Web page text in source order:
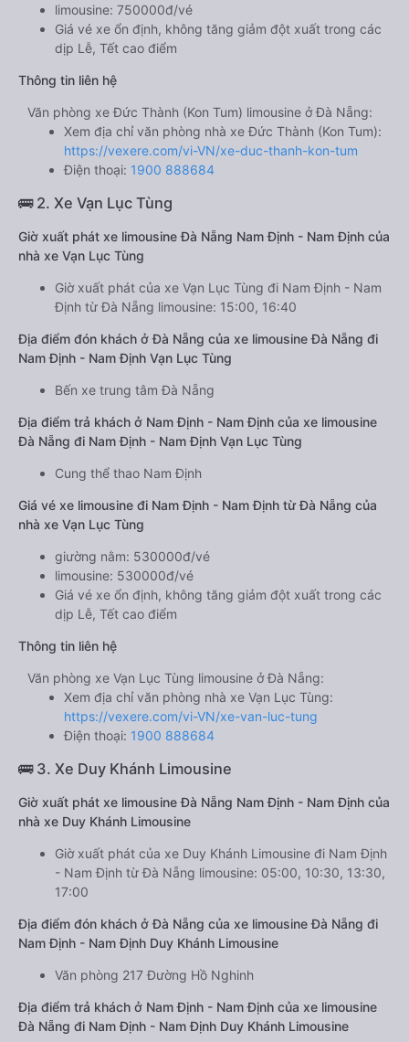
limousine: 750000đ/vé
Giá vé xe ổn định, không tăng giảm đột xuất trong các
dịp Lễ, Tết cao điểm
Thông tin liên hệ
Văn phòng xe Đức Thành (Kon Tum) limousine ở Đà Nẵng:
Xem địa chỉ văn phòng nhà xe Đức Thành (Kon Tum):
https://vexere.com/vi-VN/xe-duc-thanh-kon-tum
Điện thoại: 1900 888684
🚌 2. Xe Vạn Lục Tùng
Giờ xuất phát xe limousine Đà Nẵng Nam Định - Nam Định của
nhà xe Vạn Lục Tùng
Giờ xuất phát của xe Vạn Lục Tùng đi Nam Định - Nam
Định từ Đà Nẵng limousine: 15:00, 16:40
Địa điểm đón khách ở Đà Nẵng của xe limousine Đà Nẵng đi
Nam Định - Nam Định Vạn Lục Tùng
Bến xe trung tâm Đà Nẵng
Địa điểm trả khách ở Nam Định - Nam Định của xe limousine
Đà Nẵng đi Nam Định - Nam Định Vạn Lục Tùng
Cung thể thao Nam Định
Giá vé xe limousine đi Nam Định - Nam Định từ Đà Nẵng của
nhà xe Vạn Lục Tùng
giường nằm: 530000đ/vé
limousine: 530000đ/vé
Giá vé xe ổn định, không tăng giảm đột xuất trong các
dịp Lễ, Tết cao điểm
Thông tin liên hệ
Văn phòng xe Vạn Lục Tùng limousine ở Đà Nẵng:
Xem địa chỉ văn phòng nhà xe Vạn Lục Tùng:
https://vexere.com/vi-VN/xe-van-luc-tung
Điện thoại: 1900 888684
🚌 3. Xe Duy Khánh Limousine
Giờ xuất phát xe limousine Đà Nẵng Nam Định - Nam Định của
nhà xe Duy Khánh Limousine
Giờ xuất phát của xe Duy Khánh Limousine đi Nam Định
- Nam Định từ Đà Nẵng limousine: 05:00, 10:30, 13:30,
17:00
Địa điểm đón khách ở Đà Nẵng của xe limousine Đà Nẵng đi
Nam Định - Nam Định Duy Khánh Limousine
Văn phòng 217 Đường Hồ Nghinh
Địa điểm trả khách ở Nam Định - Nam Định của xe limousine
Đà Nẵng đi Nam Định - Nam Định Duy Khánh Limousine